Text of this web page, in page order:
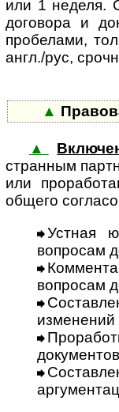
или 1 неделя.
договора и
пробелами,
англ./рус,
▲
▲
стран­ным
или
общего
Устная
вопросам
вопросам
изменений